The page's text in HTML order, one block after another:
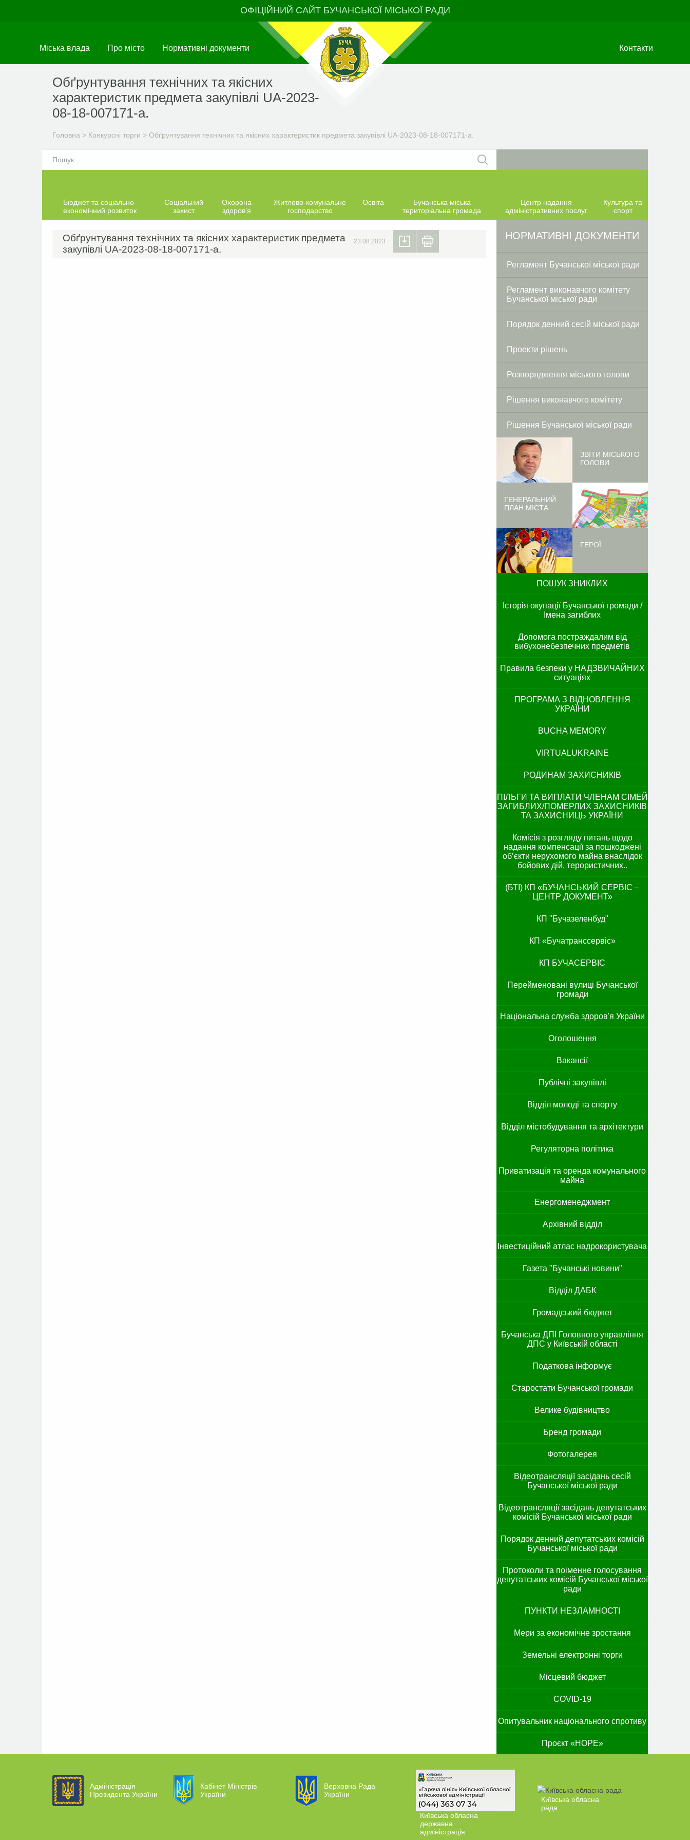
ОФІЦІЙНИЙ САЙТ БУЧАНСЬКОЇ МІСЬКОЇ РАДИ
Міська влада Про місто Нормативні документи Контакти
Обґрунтування технічних та якісних
характеристик предмета закупівлі UA-2023-
08-18-007171-а.
Головна > Конкурсні торги > Обґрунтування технічних та якісних характеристик предмета закупівлі UA-2023-08-18-007171-а.
Бюджет та соціально-
економічний розвиток
Соціальний
захист
Охорона
здоров’я
Житлово-комунальне
господарство
Освіта
Бучанська міська
територіальна громада
Центр надання
адміністративних послуг
Культура та
спорт
Обґрунтування технічних та якісних характеристик предмета
закупівлі UA-2023-08-18-007171-а.
23.08.2023 Facebook
Twitter
НОРМАТИВНІ ДОКУМЕНТИ
Регламент Бучанської міської ради
Регламент виконавчого комітету
Бучанської міської ради
Порядок денний сесій міської ради
Проекти рішень
Розпорядження міського голови
Рішення виконавчого комітету
Рішення Бучанської міської ради
ЗВІТИ МІСЬКОГО
ГОЛОВИ
ГЕНЕРАЛЬНИЙ
ПЛАН МІСТА
ГЕРОЇ
ПОШУК ЗНИКЛИХ
Історія окупації Бучанської громади /
Імена загиблих
Допомога постраждалим від
вибухонебезпечних предметів
Правила безпеки у НАДЗВИЧАЙНИХ
ситуаціях
ПРОГРАМА З ВІДНОВЛЕННЯ
УКРАЇНИ
BUCHA MEMORY
VIRTUALUKRAINE
РОДИНАМ ЗАХИСНИКІВ
ПІЛЬГИ ТА ВИПЛАТИ ЧЛЕНАМ СІМЕЙ
ЗАГИБЛИХ/ПОМЕРЛИХ ЗАХИСНИКІВ
ТА ЗАХИСНИЦЬ УКРАЇНИ
Комісія з розгляду питань щодо
надання компенсації за пошкоджені
об’єкти нерухомого майна внаслідок
бойових дій, терористичних..
(БТІ) КП «БУЧАНСЬКИЙ СЕРВІС –
ЦЕНТР ДОКУМЕНТ»
КП "Бучазеленбуд"
КП «Бучатранссервіс»
КП БУЧАСЕРВІС
Перейменовані вулиці Бучанської
громади
Національна служба здоров'я України
Оголошення
Вакансії
Публічні закупівлі
Відділ молоді та спорту
Відділ містобудування та архітектури
Регуляторна політика
Приватизація та оренда комунального
майна
Енергоменеджмент
Архівний відділ
Інвестиційний атлас надрокористувача
Газета "Бучанські новини"
Відділ ДАБК
Громадський бюджет
Бучанська ДПІ Головного управління
ДПС у Київській області
Податкова інформує
Старостати Бучанської громади
Велике будівництво
Бренд громади
Фотогалерея
Відеотрансляції засідань сесій
Бучанської міської ради
Відеотрансляції засідань депутатських
комісій Бучанської міської ради
Порядок денний депутатських комісій
Бучанської міської ради
Протоколи та поіменне голосування
депутатських комісій Бучанської міської
ради
ПУНКТИ НЕЗЛАМНОСТІ
Мери за економічне зростання
Земельні електронні торги
Місцевий бюджет
COVID-19
Опитувальник національного спротиву
Проєкт «HOPE»
Адміністрація
Президента України
Кабінет Міністрів
України
Верховна Рада
України
Київська обласна
державна
адміністрація
Київська обласна
рада